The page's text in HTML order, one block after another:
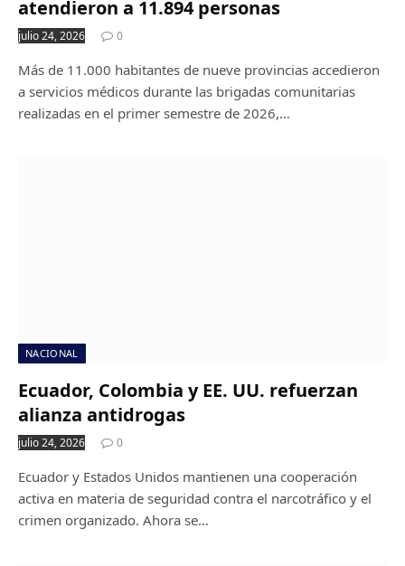
atendieron a 11.894 personas
julio 24, 2026 0
Más de 11.000 habitantes de nueve provincias accedieron
a servicios médicos durante las brigadas comunitarias
realizadas en el primer semestre de 2026,…
NACIONAL
Ecuador, Colombia y EE. UU. refuerzan
alianza antidrogas
julio 24, 2026 0
Ecuador y Estados Unidos mantienen una cooperación
activa en materia de seguridad contra el narcotráfico y el
crimen organizado. Ahora se…